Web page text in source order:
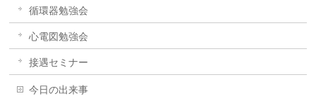
循環器勉強会
心電図勉強会
接遇セミナー
今日の出来事